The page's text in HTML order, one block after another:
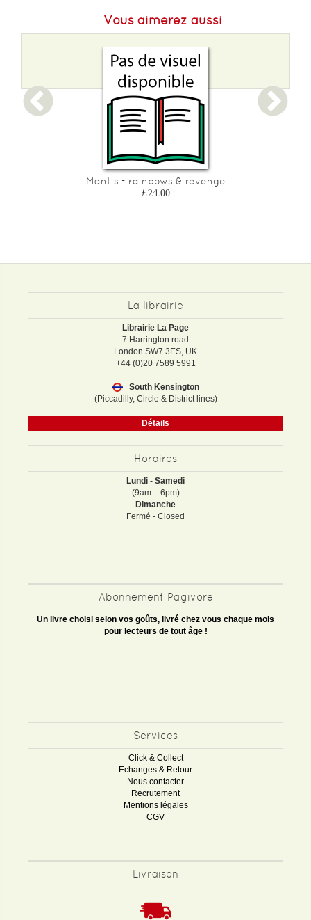
Vous aimerez aussi
Mantis - rainbows & revenge
£24.00
La librairie
Librairie La Page
7 Harrington road
London SW7 3ES, UK
+44 (0)20 7589 5991
South Kensington
(Piccadilly, Circle & District lines)
Détails
Horaires
Lundi - Samedi
(9am – 6pm)
Dimanche
Fermé - Closed
Abonnement Pagivore
Un livre choisi selon vos goûts, livré chez vous chaque mois
pour lecteurs de tout âge !
Services
Click & Collect
Echanges & Retour
Nous contacter
Recrutement
Mentions légales
CGV
Livraison